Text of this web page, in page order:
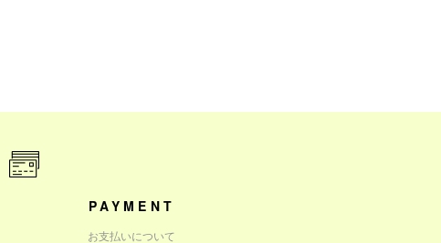
PAYMENT
お支払いについて